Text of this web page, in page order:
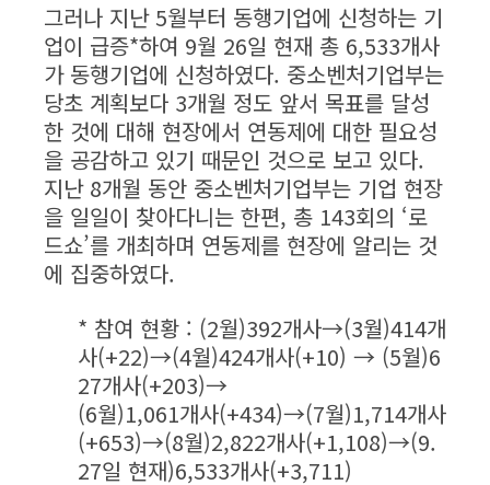
그러나 지난 5월부터 동행기업에 신청하는 기
업이 급증*하여 9월 26일 현재 총 6,533개사
가 동행기업에 신청하였다. 중소벤처기업부는
당초 계획보다 3개월 정도 앞서 목표를 달성
한 것에 대해 현장에서 연동제에 대한 필요성
을 공감하고 있기 때문인 것으로 보고 있다.
지난 8개월 동안 중소벤처기업부는 기업 현장
을 일일이 찾아다니는 한편, 총 143회의 ‘로
드쇼’를 개최하며 연동제를 현장에 알리는 것
에 집중하였다.
* 참여 현황 : (2월)392개사→(3월)414개
사(+22)→(4월)424개사(+10) → (5월)6
27개사(+203)→
(6월)1,061개사(+434)→(7월)1,714개사
(+653)→(8월)2,822개사(+1,108)→(9.
27일 현재)6,533개사(+3,711)